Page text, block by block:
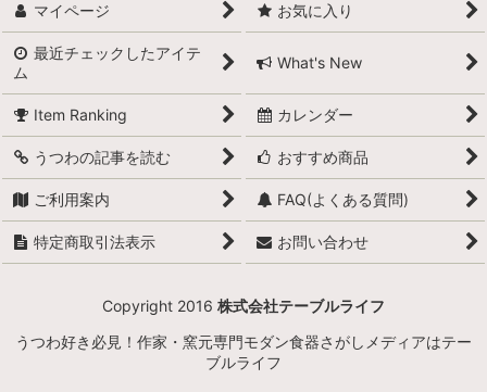
マイページ お気に入り
最近チェックしたアイテ
ム
What's New
Item Ranking カレンダー
うつわの記事を読む おすすめ商品
ご利用案内 FAQ(よくある質問)
特定商取引法表示 お問い合わせ
Copyright 2016 株式会社テーブルライフ
うつわ好き必見！作家・窯元専門モダン食器さがしメディアはテー
ブルライフ